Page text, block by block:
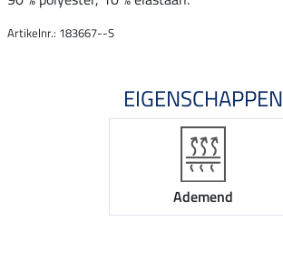
Artikelnr.: 183667--S
EIGENSCHAPPEN
Ademend